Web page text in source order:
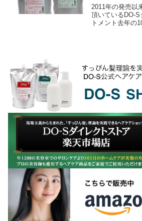
2011年の発売以
頂いているDO-
トメント去年の